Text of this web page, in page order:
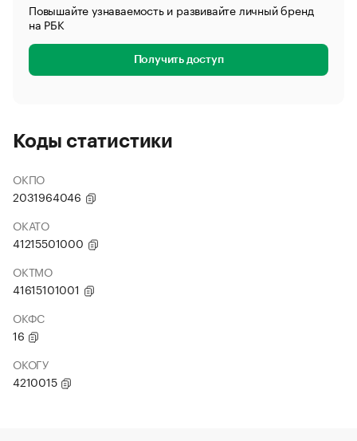
Повышайте узнаваемость и развивайте личный бренд
на РБК
Получить доступ
Коды статистики
ОКПО
2031964046
ОКАТО
41215501000
ОКТМО
41615101001
ОКФС
16
ОКОГУ
4210015